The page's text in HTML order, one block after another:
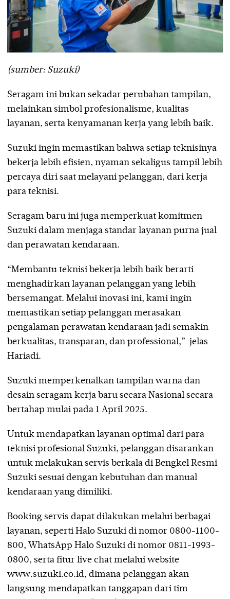
(sumber: Suzuki)
Seragam ini bukan sekadar perubahan tampilan,
melainkan simbol profesionalisme, kualitas
layanan, serta kenyamanan kerja yang lebih baik.
Suzuki ingin memastikan bahwa setiap teknisinya
bekerja lebih efisien, nyaman sekaligus tampil lebih
percaya diri saat melayani pelanggan, dari kerja
para teknisi.
Seragam baru ini juga memperkuat komitmen
Suzuki dalam menjaga standar layanan purna jual
dan perawatan kendaraan.
“Membantu teknisi bekerja lebih baik berarti
menghadirkan layanan pelanggan yang lebih
bersemangat. Melalui inovasi ini, kami ingin
memastikan setiap pelanggan merasakan
pengalaman perawatan kendaraan jadi semakin
berkualitas, transparan, dan professional,” jelas
Hariadi.
Suzuki memperkenalkan tampilan warna dan
desain seragam kerja baru secara Nasional secara
bertahap mulai pada 1 April 2025.
Untuk mendapatkan layanan optimal dari para
teknisi profesional Suzuki, pelanggan disarankan
untuk melakukan servis berkala di Bengkel Resmi
Suzuki sesuai dengan kebutuhan dan manual
kendaraan yang dimiliki.
Booking servis dapat dilakukan melalui berbagai
layanan, seperti Halo Suzuki di nomor 0800-1100-
800, WhatsApp Halo Suzuki di nomor 0811-1993-
0800, serta fitur live chat melalui website
www.suzuki.co.id, dimana pelanggan akan
langsung mendapatkan tanggapan dari tim